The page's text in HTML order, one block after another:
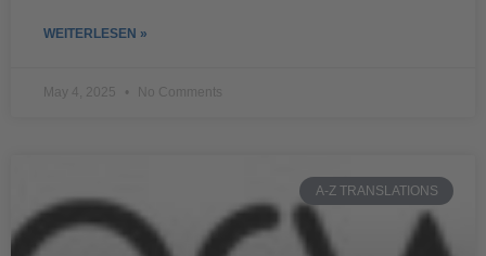
WEITERLESEN »
May 4, 2025 No Comments
A-Z TRANSLATIONS